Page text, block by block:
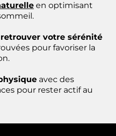
en optimisant
votre sérénité
pour favoriser la
avec des
pour rester actif au